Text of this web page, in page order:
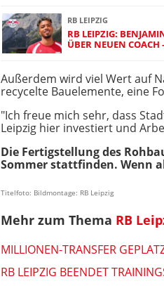
RB LEIPZIG
RB LEIPZIG:
ÜBER NEUEN
Außerdem wird viel Wert auf
recycelte Bauelemente, eine
"Ich freue mich sehr, dass
Leipzig hier investiert und
Die Fertigstellung des
Sommer stattfinden. Wenn
Titelfoto: Bildmontage: RB Leipzig
Mehr zum Thema RB
MILLIONEN-TRANSFER
RB LEIPZIG BEENDET